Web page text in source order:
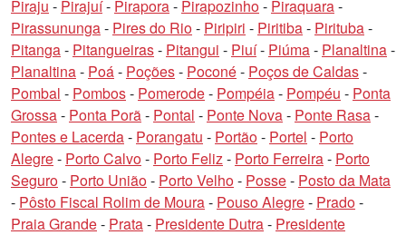
Piraju - Pirajuí- Pirapora- Pirapozinho- Piraquara-
Pirassununga- Pires do Rio- Piripiri - Piritiba- Pirituba-
Pitanga- Pitangueiras- Pitangui - Piuí- Piúma- Planaltina-
Planaltina- Poá- Poções- Poconé- Poços de Caldas-
Pombal - Pombos- Pomerode- Pompéia- Pompéu - Ponta
Grossa- Ponta Porã- Pontal - Ponte Nova- Ponte Rasa-
Pontes e Lacerda- Porangatu - Portão- Portel - Porto
Alegre- Porto Calvo- Porto Feliz- Porto Ferreira- Porto
Seguro- Porto União- Porto Velho- Posse- Posto da Mata
- Pôsto Fiscal Rolim de Moura- Pouso Alegre- Prado-
Praia Grande- Prata- Presidente Dutra- Presidente